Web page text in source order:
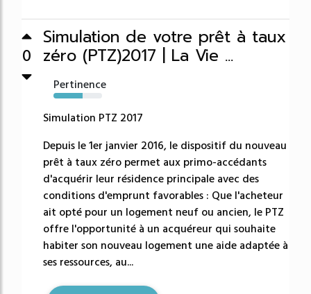
0
Simulation de votre prêt à taux
zéro (PTZ)2017 | La Vie ...
Pertinence
60%
Simulation PTZ 2017
Depuis le 1er janvier 2016, le dispositif du nouveau
prêt à taux zéro permet aux primo-accédants
d'acquérir leur résidence principale avec des
conditions d'emprunt favorables : Que l'acheteur
ait opté pour un logement neuf ou ancien, le PTZ
offre l'opportunité à un acquéreur qui souhaite
habiter son nouveau logement une aide adaptée à
ses ressources, au...